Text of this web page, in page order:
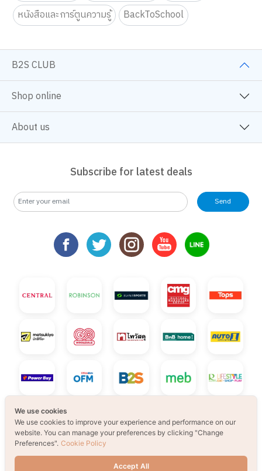
หนังสือและการ์ตูนความรู้
BackToSchool
B2S CLUB
Shop online
About us
Subscribe for latest deals
Send
We use cookies
We use cookies to improve your experience and performance on our
website. You can manage your preferences by clicking "Change
Preferences". Cookie Policy
Accept All